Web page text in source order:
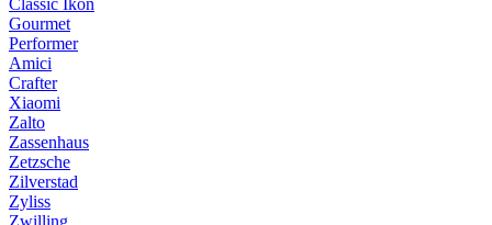
Classic Ikon
Gourmet
Performer
Amici
Crafter
Xiaomi
Zalto
Zassenhaus
Zetzsche
Zilverstad
Zyliss
Zwilling